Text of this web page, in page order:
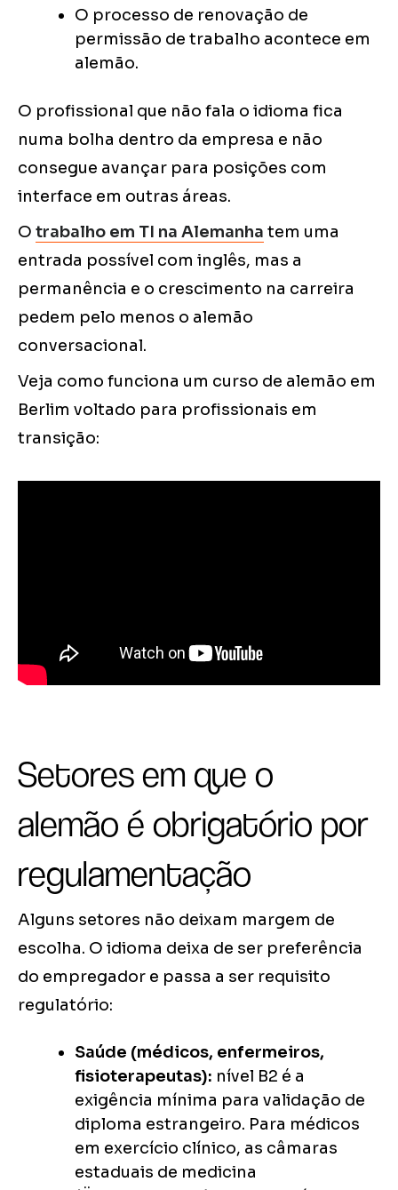
O processo de renovação de
permissão de trabalho acontece em
alemão.
O profissional que não fala o idioma fica
numa bolha dentro da empresa e não
consegue avançar para posições com
interface em outras áreas.
O trabalho em TI na Alemanha tem uma
entrada possível com inglês, mas a
permanência e o crescimento na carreira
pedem pelo menos o alemão
conversacional.
Veja como funciona um curso de alemão em
Berlim voltado para profissionais em
transição:
Setores em que o
alemão é obrigatório por
regulamentação
Alguns setores não deixam margem de
escolha. O idioma deixa de ser preferência
do empregador e passa a ser requisito
regulatório:
Saúde (médicos, enfermeiros,
fisioterapeutas): nível B2 é a
exigência mínima para validação de
diploma estrangeiro. Para médicos
em exercício clínico, as câmaras
estaduais de medicina